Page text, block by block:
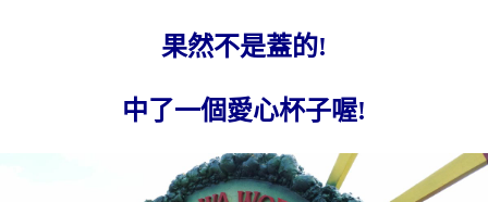
果然不是蓋的!
中了一個愛心杯子喔!